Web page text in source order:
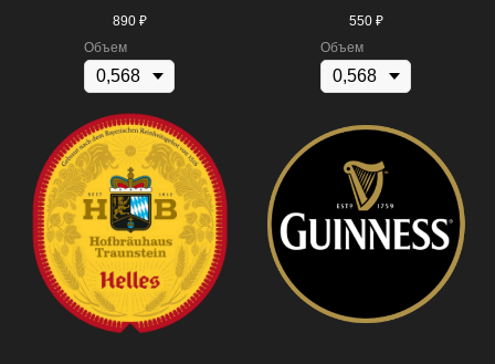
890 ₽
Объем
550 ₽
Объем